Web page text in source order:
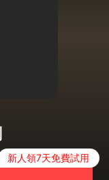
新人領7天免費試用